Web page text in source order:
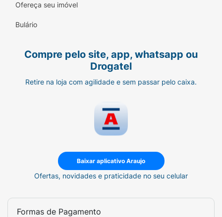
Ofereça seu imóvel
Bulário
Compre pelo site, app, whatsapp ou
Drogatel
Retire na loja com agilidade e sem passar pelo caixa.
Baixar aplicativo Araujo
Ofertas, novidades e praticidade no seu celular
Formas de Pagamento